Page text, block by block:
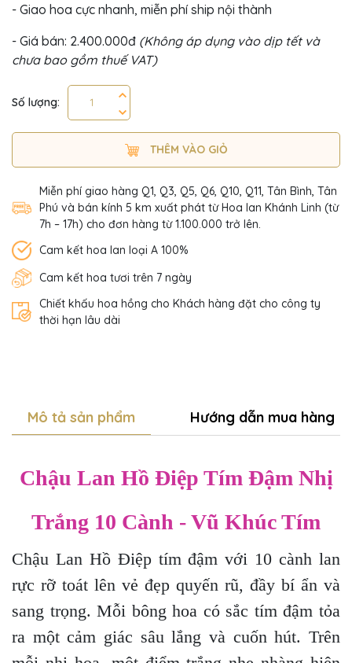
- Giao hoa cực nhanh, miễn phí ship nội thành
- Giá bán: 2.400.000đ (Không áp dụng vào dịp tết và
chưa bao gồm thuế VAT)
Số lượng:
THÊM VÀO GIỎ
Miễn phí giao hàng Q1, Q3, Q5, Q6, Q10, Q11, Tân Bình, Tân
Phú và bán kính 5 km xuất phát từ Hoa lan Khánh Linh (từ
7h – 17h) cho đơn hàng từ 1.100.000 trở lên.
Cam kết hoa lan loại A 100%
Cam kết hoa tươi trên 7 ngày
Chiết khấu hoa hồng cho Khách hàng đặt cho công ty
thời hạn lâu dài
Mô tả sản phẩm Hướng dẫn mua hàng
Chậu Lan Hồ Điệp Tím Đậm Nhị
Trắng 10 Cành - Vũ Khúc Tím
Chậu Lan Hồ Điệp tím đậm với 10 cành lan
rực rỡ toát lên vẻ đẹp quyến rũ, đầy bí ẩn và
sang trọng. Mỗi bông hoa có sắc tím đậm tỏa
ra một cảm giác sâu lắng và cuốn hút. Trên